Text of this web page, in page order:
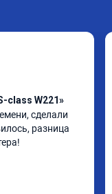
class W221»
сделали
разница